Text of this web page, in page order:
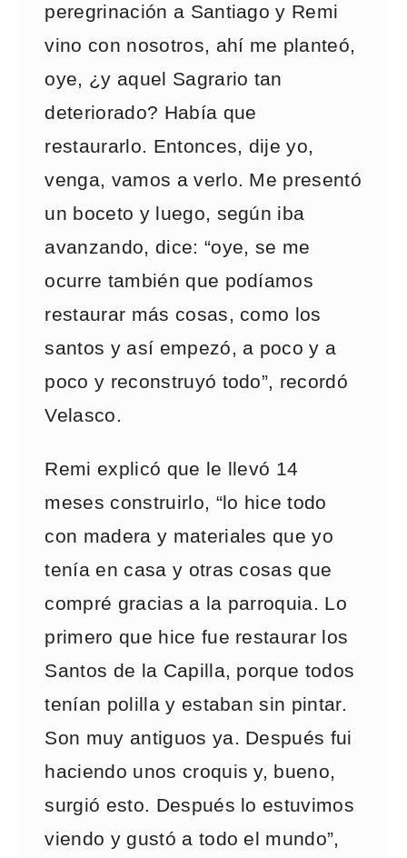
peregrinación a Santiago y Remi
vino con nosotros, ahí me planteó,
oye, ¿y aquel Sagrario tan
deteriorado? Había que
restaurarlo. Entonces, dije yo,
venga, vamos a verlo. Me presentó
un boceto y luego, según iba
avanzando, dice: “oye, se me
ocurre también que podíamos
restaurar más cosas, como los
santos y así empezó, a poco y a
poco y reconstruyó todo”, recordó
Velasco.
Remi explicó que le llevó 14
meses construirlo, “lo hice todo
con madera y materiales que yo
tenía en casa y otras cosas que
compré gracias a la parroquia. Lo
primero que hice fue restaurar los
Santos de la Capilla, porque todos
tenían polilla y estaban sin pintar.
Son muy antiguos ya. Después fui
haciendo unos croquis y, bueno,
surgió esto. Después lo estuvimos
viendo y gustó a todo el mundo”,